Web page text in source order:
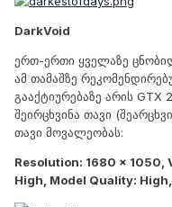
DarkVoid
ერთ-ერთი ყველაზე
ამ თამაშზე
გააქტიურებაზე არის GTX
შეირცხვინა თავი
თავი მოვალეობას:
Resolution: 1680 x 1050,
High, Model Quality: